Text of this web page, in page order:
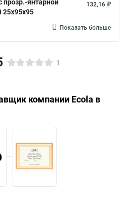
прозр.-янтарной
25x95x95
132,16 ₽
Показать больше
1
компании Ecola в